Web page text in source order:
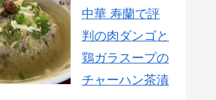
中華 寿蘭で評
判の肉ダンゴと
鶏ガラスープの
チャーハン茶漬